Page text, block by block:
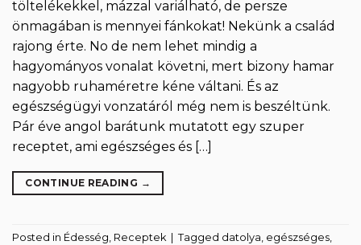
töltelékekkel, mázzal variálható, de persze
önmagában is mennyei fánkokat! Nekünk a család
rajong érte. No de nem lehet mindig a
hagyományos vonalat követni, mert bizony hamar
nagyobb ruhaméretre kéne váltani. És az
egészségügyi vonzatáról még nem is beszéltünk.
Pár éve angol barátunk mutatott egy szuper
receptet, ami egészséges és […]
CONTINUE READING →
Posted in Édesség, Receptek Tagged datolya, egészséges,